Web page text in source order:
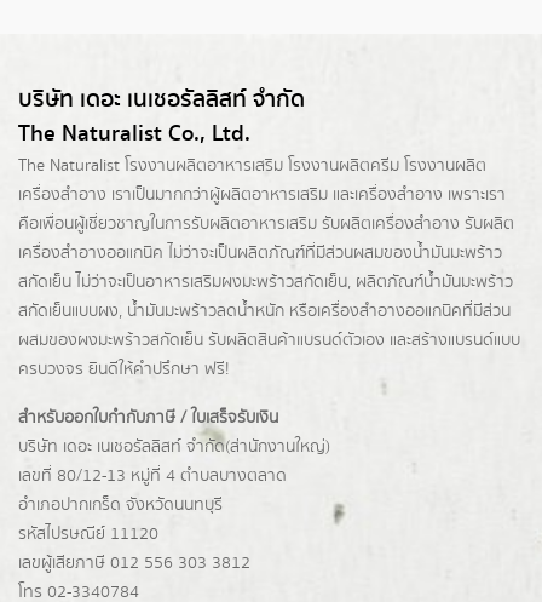
บริษัท เดอะ เนเชอรัลลิสท์ จำกัด
The Naturalist Co., Ltd.
The Naturalist โรงงานผลิตอาหารเสริม โรงงานผลิตครีม โรงงานผลิต
เครื่องสำอาง เราเป็นมากกว่าผู้ผลิตอาหารเสริม และเครื่องสำอาง เพราะเรา
คือเพื่อนผู้เชี่ยวชาญในการรับผลิตอาหารเสริม รับผลิตเครื่องสำอาง รับผลิต
เครื่องสำอางออแกนิค ไม่ว่าจะเป็นผลิตภัณฑ์ที่มีส่วนผสมของน้ำมันมะพร้าว
สกัดเย็น ไม่ว่าจะเป็นอาหารเสริมผงมะพร้าวสกัดเย็น, ผลิตภัณฑ์น้ำมันมะพร้าว
สกัดเย็นแบบผง, น้ำมันมะพร้าวลดน้ำหนัก หรือเครื่องสำอางออแกนิคที่มีส่วน
ผสมของผงมะพร้าวสกัดเย็น รับผลิตสินค้าแบรนด์ตัวเอง และสร้างแบรนด์แบบ
ครบวงจร ยินดีให้คำปรึกษา ฟรี!
สำหรับออกใบกำกับภาษี / ใบเสร็จรับเงิน
บริษัท เดอะ เนเชอรัลลิสท์ จำกัด(ส่านักงานใหญ่)
เลขที่ 80/12-13 หมู่ที่ 4 ตำบลบางตลาด
อำเภอปากเกร็ด จังหวัดนนทบุรี
รหัสไปรษณีย์ 11120
เลขผู้เสียภาษี 012 556 303 3812
โทร 02-3340784